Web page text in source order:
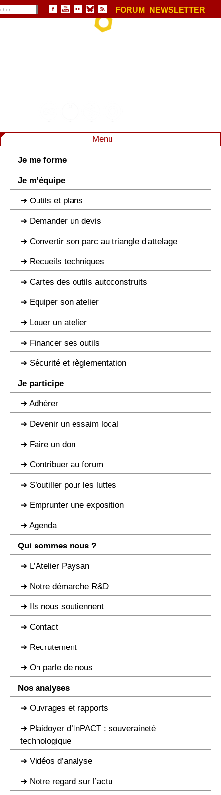
FORUM NEWSLETTER
Menu
Je me forme
Je m’équipe
Outils et plans
Demander un devis
Convertir son parc au triangle d’attelage
Recueils techniques
Cartes des outils autoconstruits
Équiper son atelier
Louer un atelier
Financer ses outils
Sécurité et règlementation
Je participe
Adhérer
Devenir un essaim local
Faire un don
Contribuer au forum
S’outiller pour les luttes
Emprunter une exposition
Agenda
Qui sommes nous ?
L’Atelier Paysan
Notre démarche R&D
Ils nous soutiennent
Contact
Recrutement
On parle de nous
Nos analyses
Ouvrages et rapports
Plaidoyer d’InPACT : souveraineté
technologique
Vidéos d’analyse
Notre regard sur l’actu